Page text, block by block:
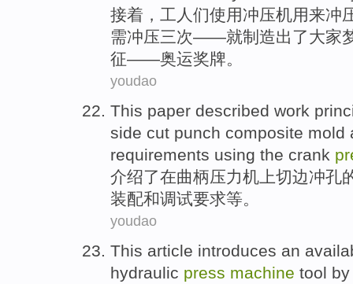
接着 ， 工人 们使用冲压机用来冲
需冲压三次——就制造出了大家
征——奥运奖牌。
youdao
This paper described work
side cut punch composite mold
requirements using the crank
介绍了在曲柄压力机上切边冲孔
装配和调试要求等。
youdao
This article introduces an
hydraulic press machine tool